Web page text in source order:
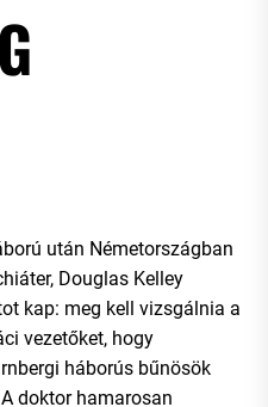
után Németországban
Douglas Kelley
kap: meg kell vizsgálnia a
vezetőket, hogy
háborús bűnösök
doktor hamarosan